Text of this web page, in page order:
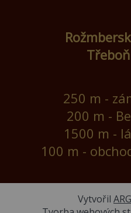
250 m -
200 m -
1500 m -
100 m -
Vytvořil